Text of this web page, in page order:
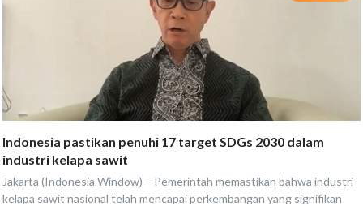
Indonesia pastikan penuhi 17 target SDGs 2030 dalam
industri kelapa sawit
Jakarta (Indonesia Window) – Pemerintah memastikan bahwa industri
kelapa sawit nasional telah mencapai perkembangan yang signifikan